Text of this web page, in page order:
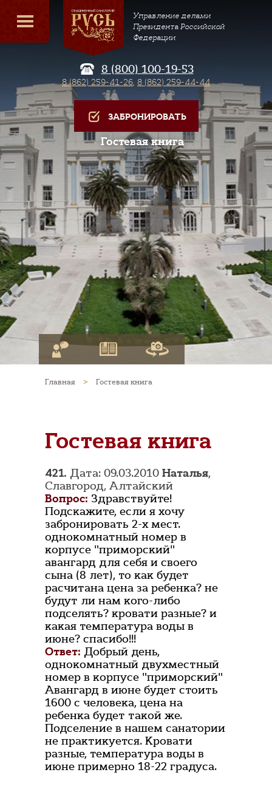
Управление делами
Президента Российской
Федерации
8 (800) 100-19-53
8 (862) 259-41-26, 8 (862) 259-44-44
ЗАБРОНИРОВАТЬ
Гостевая книга
Главная > Гостевая книга
Гостевая книга
421. Дата: 09.03.2010 Наталья,
Славгород, Алтайский
Вопрос: Здравствуйте!
Подскажите, если я хочу
забронировать 2-х мест.
однокомнатный номер в
корпусе "приморский"
авангард для себя и своего
сына (8 лет), то как будет
расчитана цена за ребенка? не
будут ли нам кого-либо
подселять? кровати разные? и
какая температура воды в
июне? спасибо!!!
Ответ: Добрый день,
однокомнатный двухместный
номер в корпусе "приморский"
Авангард в июне будет стоить
1600 с человека, цена на
ребенка будет такой же.
Подселение в нашем санатории
не практикуется. Кровати
разные, температура воды в
июне примерно 18-22 градуса.